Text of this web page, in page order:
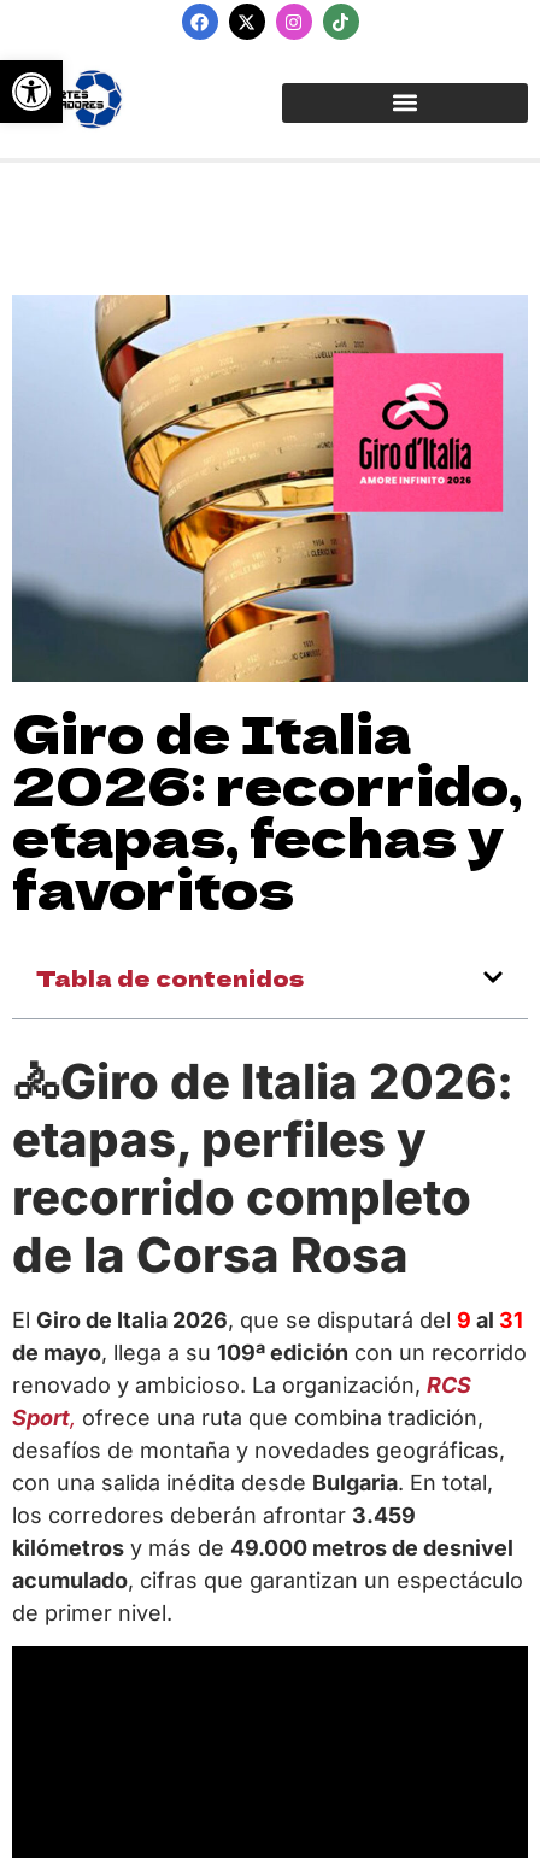
Abrir barra de herramientas
Giro de Italia
2026: recorrido,
etapas, fechas y
favoritos
Tabla de contenidos
🚴Giro de Italia 2026:
etapas, perfiles y
recorrido completo
de la Corsa Rosa
El Giro de Italia 2026, que se disputará del 9 al 31
de mayo, llega a su 109ª edición con un recorrido
renovado y ambicioso. La organización, RCS
Sport, ofrece una ruta que combina tradición,
desafíos de montaña y novedades geográficas,
con una salida inédita desde Bulgaria. En total,
los corredores deberán afrontar 3.459
kilómetros y más de 49.000 metros de desnivel
acumulado, cifras que garantizan un espectáculo
de primer nivel.